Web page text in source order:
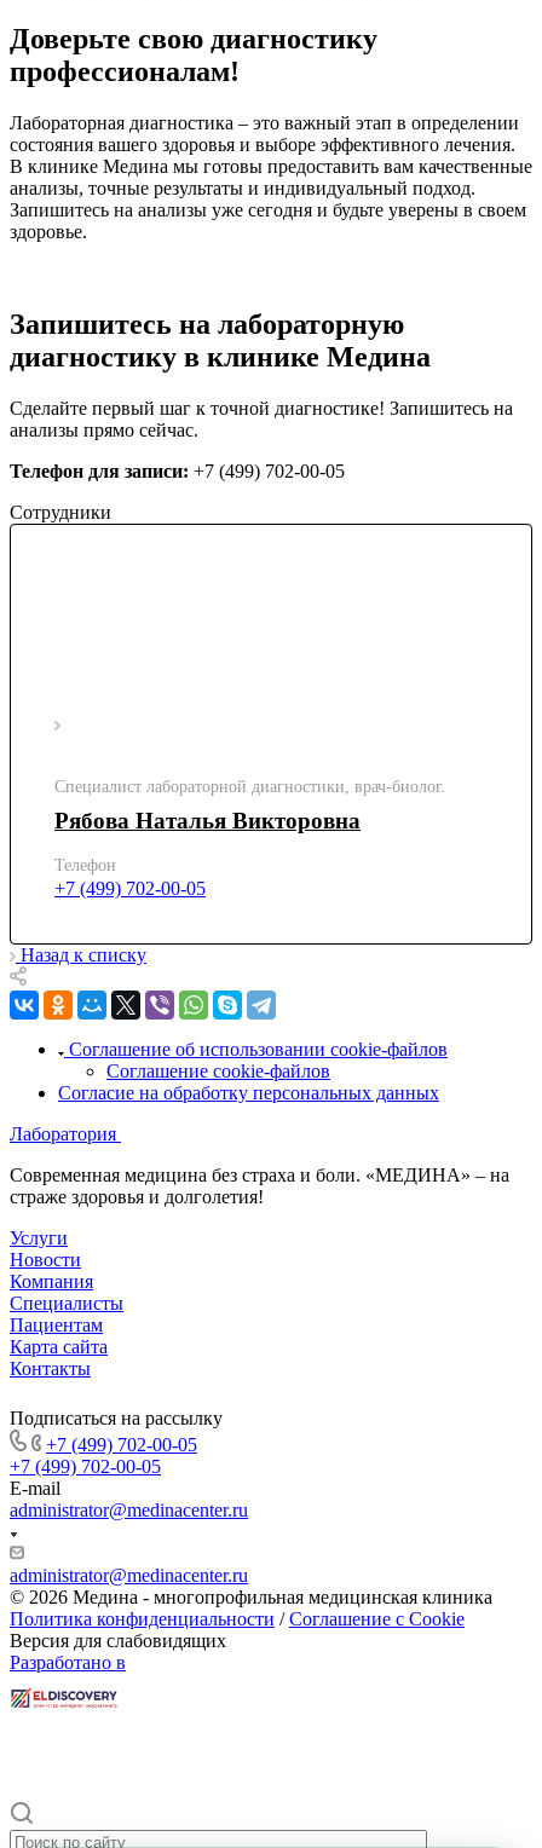
Доверьте свою диагностику
профессионалам!
Лабораторная диагностика – это важный этап в определении
состояния вашего здоровья и выборе эффективного лечения.
В клинике Медина мы готовы предоставить вам качественные
анализы, точные результаты и индивидуальный подход.
Запишитесь на анализы уже сегодня и будьте уверены в своем
здоровье.
Запишитесь на лабораторную
диагностику в клинике Медина
Сделайте первый шаг к точной диагностике! Запишитесь на
анализы прямо сейчас.
Телефон для записи: +7 (499) 702-00-05
Сотрудники
Специалист лабораторной диагностики, врач-биолог.
Рябова Наталья Викторовна
Телефон
+7 (499) 702-00-05
Назад к списку
Соглашение об использовании cookie-файлов
Соглашение cookie-файлов
Согласие на обработку персональных данных
Лаборатория
Современная медицина без страха и боли. «МЕДИНА» – на
страже здоровья и долголетия!
Услуги
Новости
Компания
Специалисты
Пациентам
Карта сайта
Контакты
Подписаться на рассылку
+7 (499) 702-00-05
+7 (499) 702-00-05
E-mail
administrator@medinacenter.ru
administrator@medinacenter.ru
© 2026 Медина - многопрофильная медицинская клиника
Политика конфиденциальности /Соглашение с Cookie
Версия для слабовидящих
Разработано в